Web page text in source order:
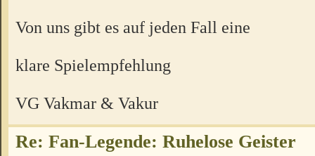
Von uns gibt es auf jeden Fall eine
klare Spielempfehlung
VG Vakmar & Vakur
Re: Fan-Legende: Ruhelose Geister